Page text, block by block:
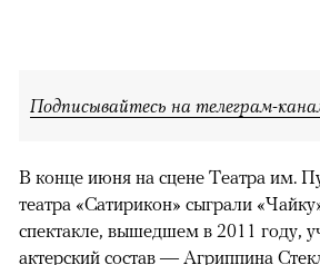
Подписывайтесь на телеграм-
В конце июня на сцене Театра им.
театра «Сатирикон» сыграли
спектакле, вышедшем в 2011 году,
актерский состав — Агриппина